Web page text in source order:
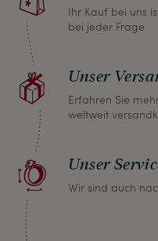
Ihr Kauf bei uns
bei jeder Frage
Unser
Erfahren Sie
weltweit
Unser
Wir sind auch